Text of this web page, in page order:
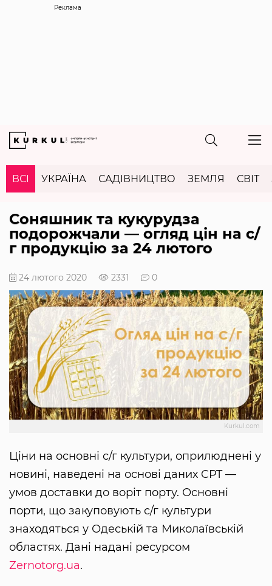
Реклама
ВСІ УКРАЇНА САДІВНИЦТВО ЗЕМЛЯ СВІТ
Соняшник та кукурудза
подорожчали — огляд цін на с/
г продукцію за 24 лютого
24 лютого 2020 2331 0
Kurkul.com
Ціни на основні с/г культури, оприлюднені у
новині, наведені на основі даних CPT —
умов доставки до воріт порту. Основні
порти, що закуповують с/г культури
знаходяться у Одеській та Миколаївській
областях. Дані надані ресурсом
Zernotorg.ua.